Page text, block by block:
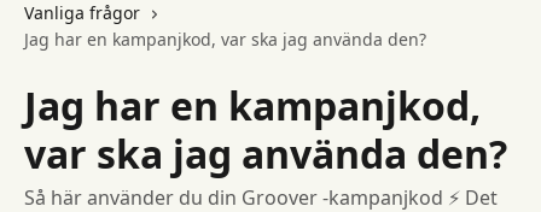
Vanliga frågor
Jag har en kampanjkod, var ska jag använda den?
Jag har en kampanjkod,
var ska jag använda den?
Så här använder du din Groover -kampanjkod ⚡️ Det